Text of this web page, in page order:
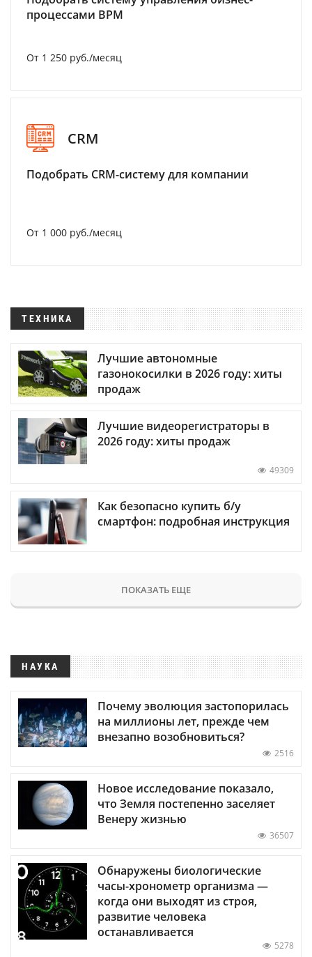
процессами BPM
От 1 250 руб./месяц
CRM
Подобрать CRM-систему для компании
От 1 000 руб./месяц
ТЕХНИКА
Лучшие автономные
газонокосилки в 2026 году: хиты
продаж
Лучшие видеорегистраторы в
2026 году: хиты продаж
49309
Как безопасно купить б/у
смартфон: подробная инструкция
ПОКАЗАТЬ ЕЩЕ
НАУКА
Почему эволюция застопорилась
на миллионы лет, прежде чем
внезапно возобновиться?
2516
Новое исследование показало,
что Земля постепенно заселяет
Венеру жизнью
36507
Обнаружены биологические
часы-хронометр организма —
когда они выходят из строя,
развитие человека
останавливается
5278